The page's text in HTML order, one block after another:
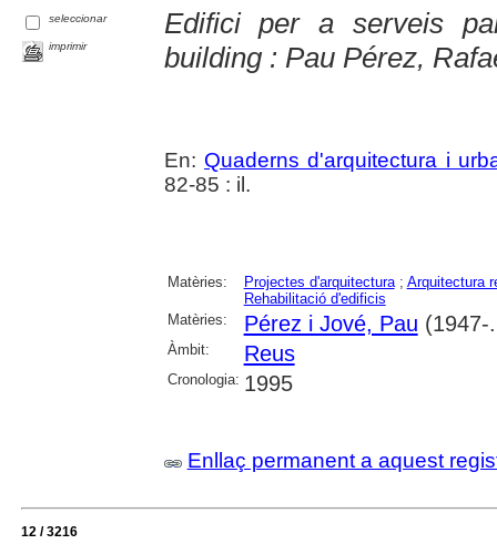
seleccionar
imprimir
Edifici per a serveis
building : Pau Pérez,
En: Quaderns d'arquitectura i
82-85 : il.
Matèries: Projectes d'arquitectura; Arquitectura
Rehabilitació d'edificis
Matèries:
Pérez i Jové, Pau
Àmbit: Reus
Cronologia: 1995
Enllaç permanent a aquest
12 / 3216